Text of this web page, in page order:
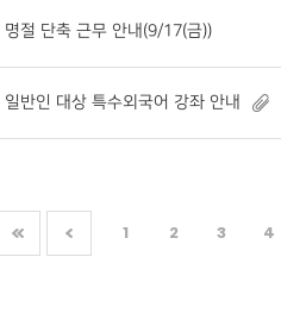
명절 단축 근무 안내(9/17(금))
일반인 대상 특수외국어 강좌 안내
1 2 3 4